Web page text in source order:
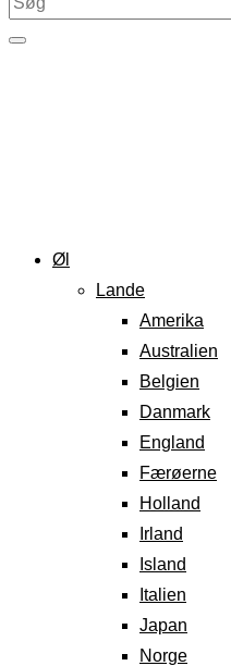
Øl
Lande
Amerika
Australien
Belgien
Danmark
England
Færøerne
Holland
Irland
Island
Italien
Japan
Norge